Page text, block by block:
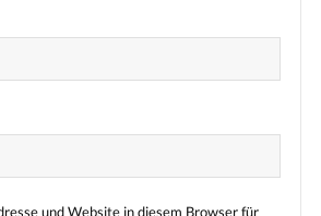
und Website in diesem Browser für